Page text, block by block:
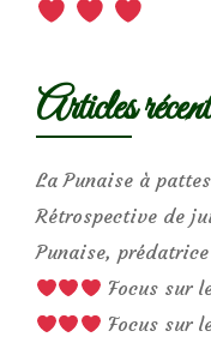
Articles
La Punaise à
Rétrospective de
Punaise,
Focus sur
Focus sur